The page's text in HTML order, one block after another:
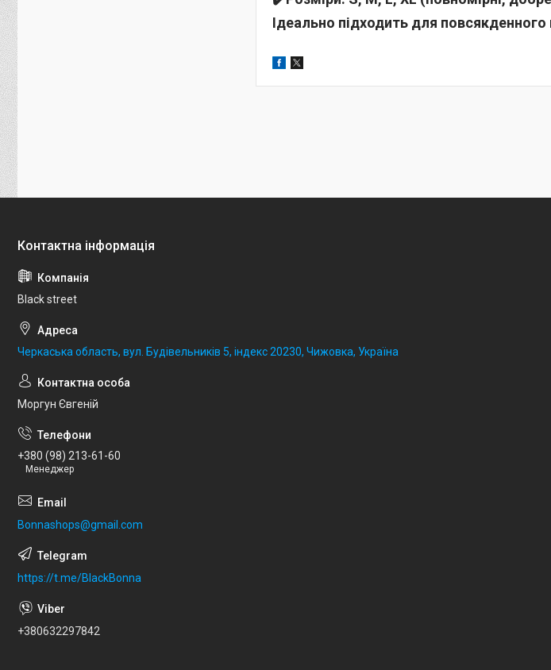
Ідеально підходить для
Black street
Черкаська область, вул. Будівельників 5, індекс 20230, Чижовка, Україна
Моргун Євгеній
+380 (98) 213-61-60
Менеджер
Bonnashops@gmail.com
https://t.me/BlackBonna
+380632297842